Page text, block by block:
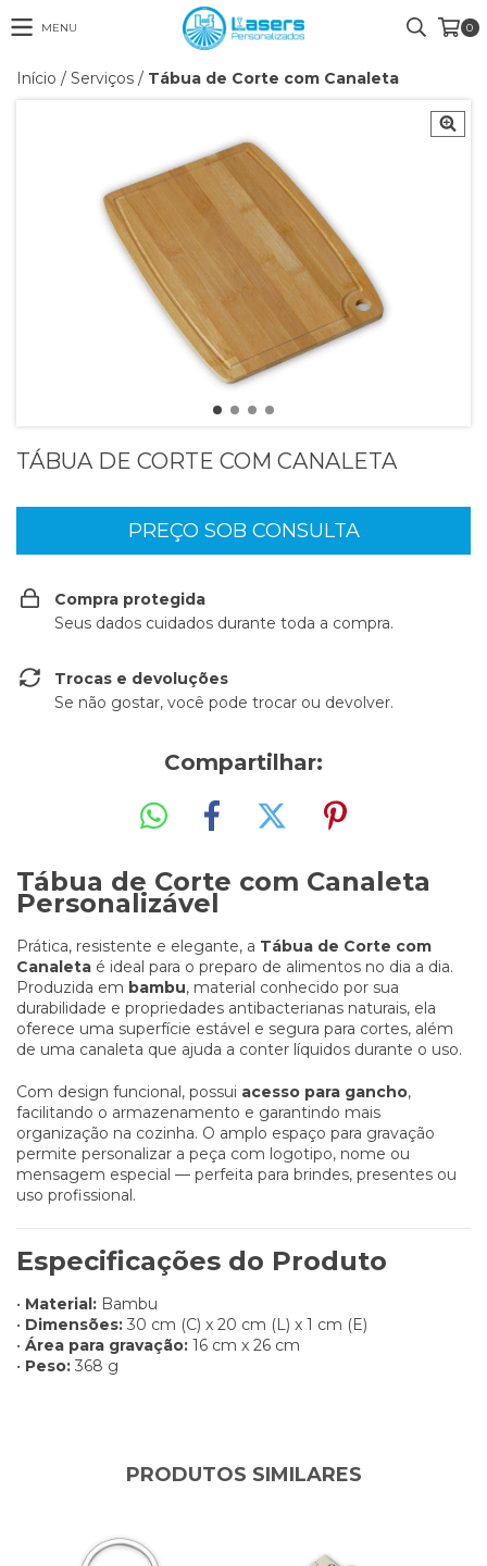
MENU 0
Início / Serviços / Tábua de Corte com Canaleta
TÁBUA DE CORTE COM CANALETA
Compra protegida
Seus dados cuidados durante toda a compra.
Trocas e devoluções
Se não gostar, você pode trocar ou devolver.
Compartilhar:
Tábua de Corte com Canaleta
Personalizável
Prática, resistente e elegante, a Tábua de Corte com
Canaleta é ideal para o preparo de alimentos no dia a dia.
Produzida em bambu, material conhecido por sua
durabilidade e propriedades antibacterianas naturais, ela
oferece uma superfície estável e segura para cortes, além
de uma canaleta que ajuda a conter líquidos durante o uso.
Com design funcional, possui acesso para gancho,
facilitando o armazenamento e garantindo mais
organização na cozinha. O amplo espaço para gravação
permite personalizar a peça com logotipo, nome ou
mensagem especial — perfeita para brindes, presentes ou
uso profissional.
Especificações do Produto
• Material: Bambu
• Dimensões: 30 cm (C) x 20 cm (L) x 1 cm (E)
• Área para gravação: 16 cm x 26 cm
• Peso: 368 g
PRODUTOS SIMILARES